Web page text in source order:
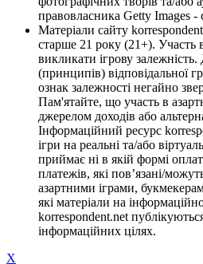
правовласника Getty Images -
Матеріали сайту
старше 21 року (21+). Участь
викликати ігрову
(принципів) відповідальної
ознак залежності негайно
Пам'ятайте, що участь в
джерелом доходів або
Інформаційний ресурс
ігри на реальні та/або
приймає ні в якій формі
платежів, які пов’язані/
азартними іграми,
які матеріали на
korrespondent.net
інформаційних цілях.
X